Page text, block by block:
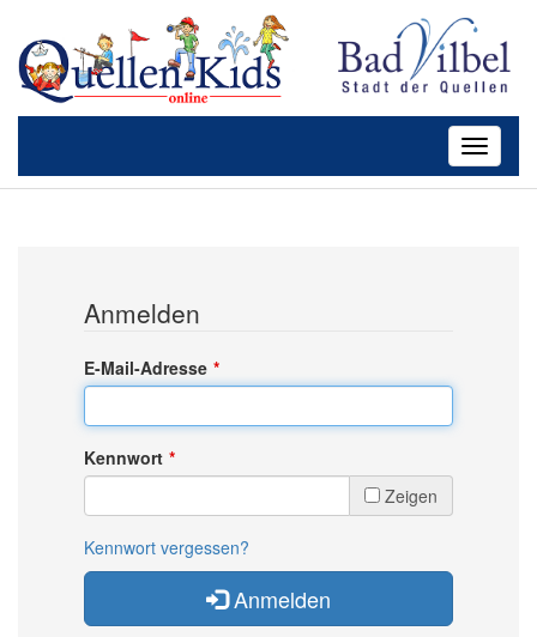
Toggle
Anmelden
E-Mail-Adresse
Kennwort
Zeigen
Kennwort vergessen?
Anmelden